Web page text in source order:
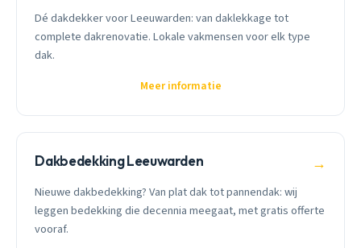
Dé dakdekker voor Leeuwarden: van daklekkage tot
complete dakrenovatie. Lokale vakmensen voor elk type
dak.
Meer informatie
Dakbedekking Leeuwarden →
Nieuwe dakbedekking? Van plat dak tot pannendak: wij
leggen bedekking die decennia meegaat, met gratis offerte
vooraf.